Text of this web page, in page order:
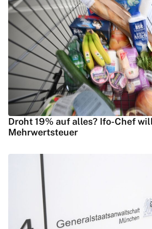
Droht 19% auf alles? Ifo-Chef
Mehrwertsteuer